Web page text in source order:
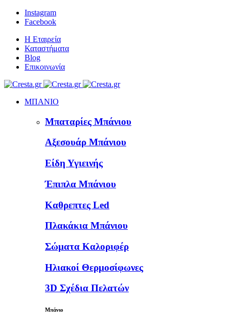
Instagram
Facebook
Η Εταιρεία
Καταστήματα
Blog
Επικοινωνία
ΜΠΑΝΙΟ
Μπαταρίες Μπάνιου
Αξεσουάρ Μπάνιου
Είδη Υγιεινής
Έπιπλα Μπάνιου
Καθρεπτες Led
Πλακάκια Μπάνιου
Σώματα Καλοριφέρ
Ηλιακοί Θερμοσίφωνες
3D Σχέδια Πελατών
Μπάνιο